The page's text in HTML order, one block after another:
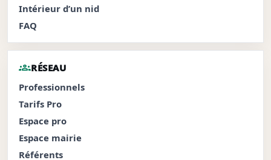
Intérieur d’un nid
FAQ
groupsRÉSEAU
Professionnels
Tarifs Pro
Espace pro
Espace mairie
Référents